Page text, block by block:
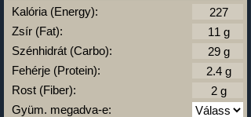
Kalória (Energy):
Zsír (Fat):
Szénhidrát (Carbo):
Fehérje (Protein):
Rost (Fiber):
Gyüm. megadva-e: